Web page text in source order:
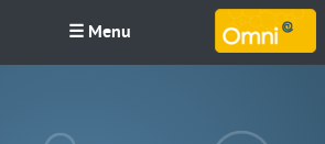
☰ Menu